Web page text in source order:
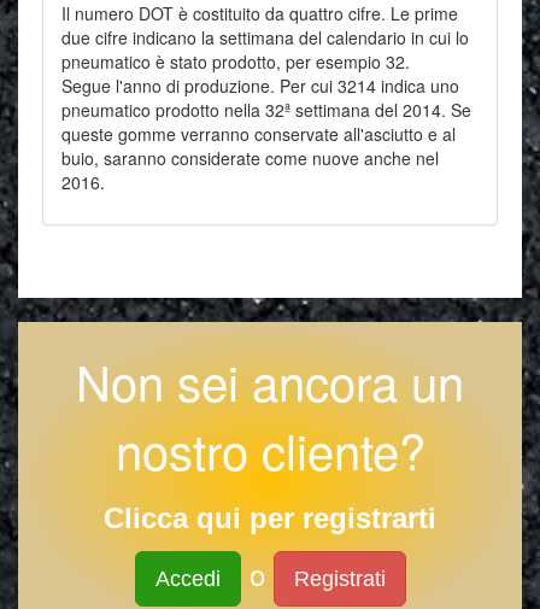
Il numero DOT è costituito da quattro cifre. Le prime
due cifre indicano la settimana del calendario in cui lo
pneumatico è stato prodotto, per esempio 32.
Segue l'anno di produzione. Per cui 3214 indica uno
pneumatico prodotto nella 32ª settimana del 2014. Se
queste gomme verranno conservate all'asciutto e al
buio, saranno considerate come nuove anche nel
2016.
Non sei ancora un
nostro cliente?
Clicca qui per registrarti
Accedi o Registrati